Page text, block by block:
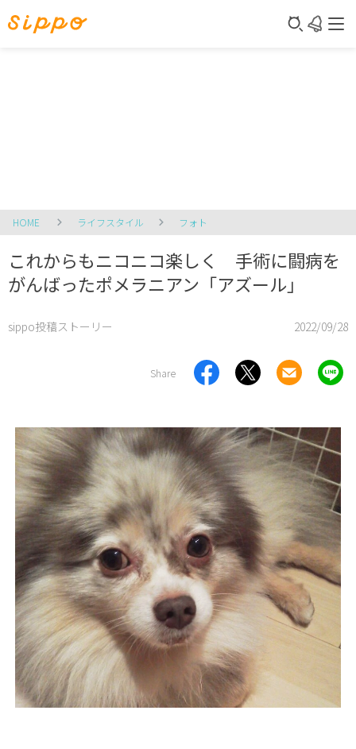
HOME ライフスタイル フォト
これからもニコニコ楽しく 手術に闘病を
がんばったポメラニアン「アズール」
sippo投稿ストーリー 2022/09/28
Share